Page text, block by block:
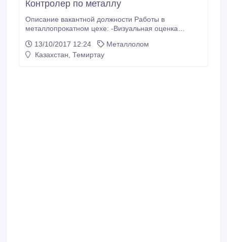
Контролер по металлу
Описание вакантной должности Работы в
металлопрокатном цехе: -Визуальная оценка
инспекция количества, веса, упаковки, маркировки
продукции вывозимого на экспорт.
13/10/2017 12:24
Металлолом
Казахстан, Темиртау